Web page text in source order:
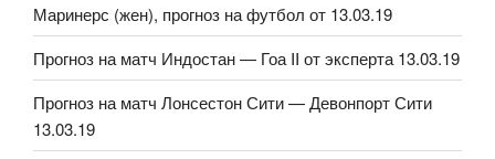
Маринерс (жен), прогноз на футбол от 13.03.19
Прогноз на матч Индостан — Гоа II от эксперта 13.03.19
Прогноз на матч Лонсестон Сити — Девонпорт Сити
13.03.19